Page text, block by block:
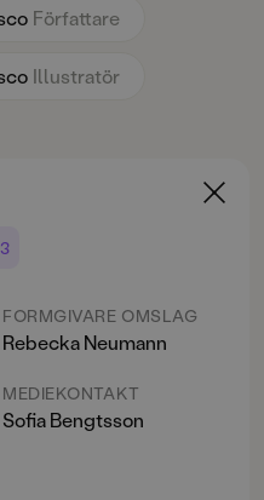
Författare
Illustratör
FORMGIVARE OMSLAG
Rebecka Neumann
MEDIEKONTAKT
Sofia Bengtsson